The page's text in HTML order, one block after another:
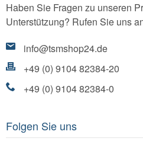
Haben Sie Fragen zu unseren
Unterstützung? Rufen Sie uns
info@tsmshop24.de
+49 (0) 9104 82384-20
+49 (0) 9104 82384-0
Folgen Sie uns